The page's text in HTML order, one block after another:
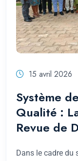
15 avril 2026
Système
Qualité :
Revue de
Dans le cadre du